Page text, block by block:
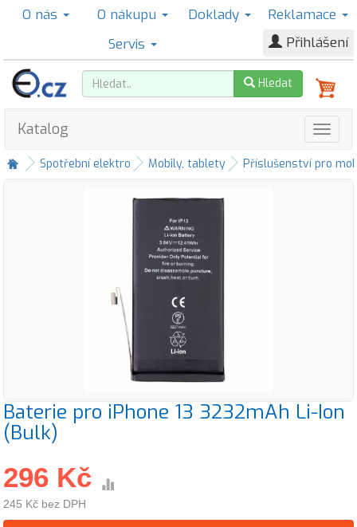
O nás O nákupu Doklady
Reklamace
Servis
Přihlášení
Hledat
Katalog
Spotřební elektro Mobily, tablety Příslušenství pro
Baterie pro iPhone 13 3232mAh Li-Ion
(Bulk)
296 Kč
245 Kč bez DPH